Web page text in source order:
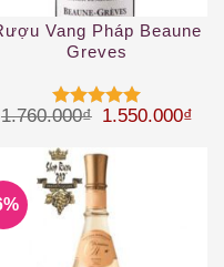
tại là: 495.000₫.
Vang Pháp Beaune
Greves
Được xếp
sao
1.760.000₫ Giá gốc là:
1.550.000₫